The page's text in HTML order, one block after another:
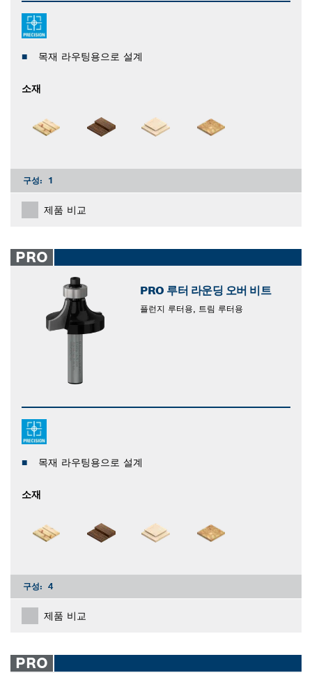
목재 라우팅용으로 설계
소재
구성: 1
제품 비교
PRO
PRO 루터 라운딩 오버 비트
플런지 루터용, 트림 루터용
목재 라우팅용으로 설계
소재
구성: 4
제품 비교
PRO